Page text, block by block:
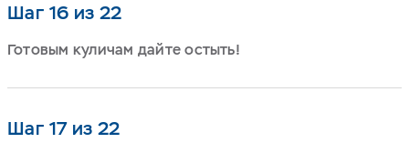
Шаг 16 из 22
Готовым куличам дайте остыть!
Шаг 17 из 22